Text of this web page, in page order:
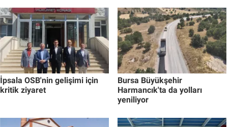
İpsala OSB'nin gelişimi için
kritik ziyaret
Bursa Büyükşehir
Harmancık'ta da yolları
yeniliyor